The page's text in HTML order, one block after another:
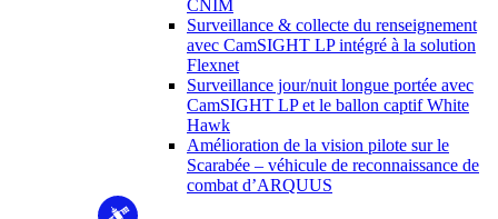
CNIM
Surveillance & collecte du renseignement
avec CamSIGHT LP intégré à la solution
Flexnet
Surveillance jour/nuit longue portée avec
CamSIGHT LP et le ballon captif White
Hawk
Amélioration de la vision pilote sur le
Scarabée – véhicule de reconnaissance de
combat d’ARQUUS